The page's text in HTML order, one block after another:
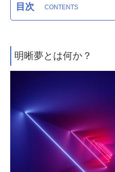
目次
明晰夢とは何か？